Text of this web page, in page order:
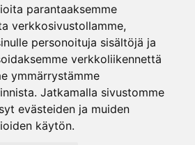
parantaaksemme
verkkosivustollamme,
personoituja sisältöjä ja
verkkoliikennettä
ymmärrystämme
Jatkamalla sivustomme
evästeiden ja muiden
käytön.